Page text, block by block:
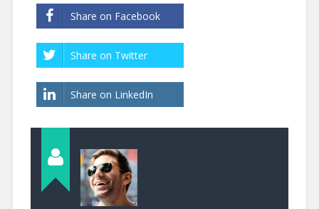
Share on Facebook
Share on Twitter
Share on LinkedIn